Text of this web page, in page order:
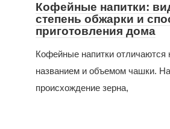
Кофейные напитки:
степень обжарки и
приготовления дома
Кофейные напитки отличаются
названием и объемом чашки.
происхождение зерна,